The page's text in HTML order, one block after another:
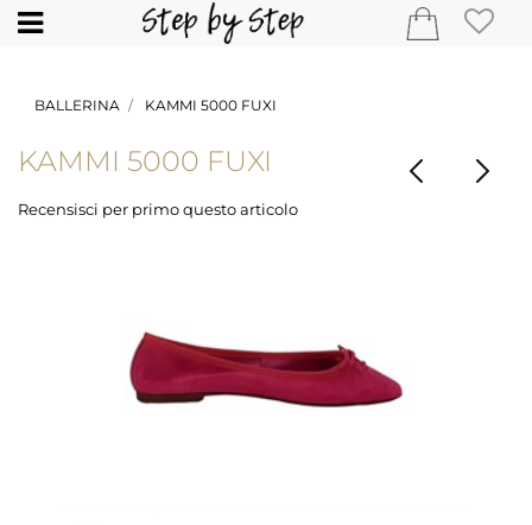
Open
BALLERINA KAMMI 5000 FUXI
KAMMI 5000 FUXI
Recensisci per primo questo articolo